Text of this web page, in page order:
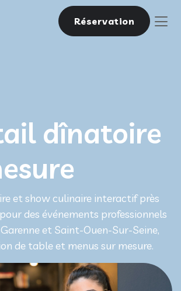
Réservation
dînatoire
et show culinaire interactif près
des événements professionnels
et Saint-Ouen-Sur-Seine,
de table et menus sur mesure.